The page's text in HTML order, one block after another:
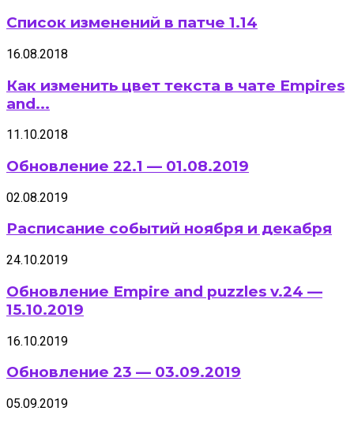
Список изменений в патче 1.14
16.08.2018
Как изменить цвет текста в чате Empires
and...
11.10.2018
Обновление 22.1 — 01.08.2019
02.08.2019
Расписание событий ноября и декабря
24.10.2019
Обновление Empire and puzzles v.24 —
15.10.2019
16.10.2019
Обновление 23 — 03.09.2019
05.09.2019